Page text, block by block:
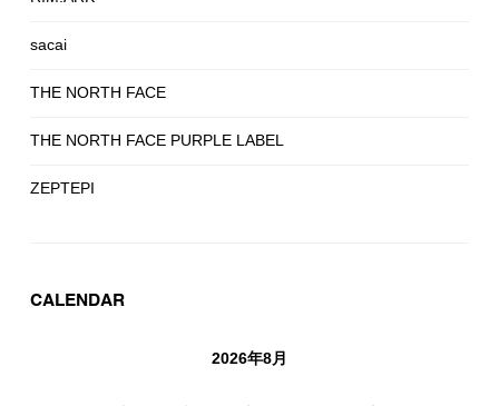
sacai
THE NORTH FACE
THE NORTH FACE PURPLE LABEL
ZEPTEPI
CALENDAR
2026年8月